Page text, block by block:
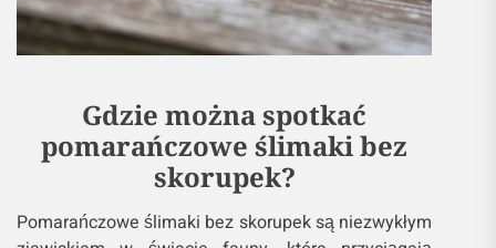
Gdzie można spotkać
pomarańczowe ślimaki bez
skorupek?
Pomarańczowe ślimaki bez skorupek są niezwykłym